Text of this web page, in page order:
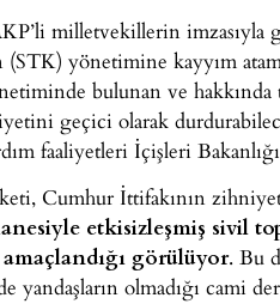
milletvekillerin
(STK) yönetimine kayyım
bulunan ve hakkında
geçici olarak
faaliyetleri İçişleri
Cumhur İttifakının
etkisizleşmiş sivil
görülüyor. Bu
yandaşların olmadığı cami